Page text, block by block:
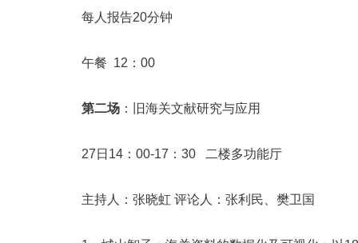
每人报告20分钟
午餐 12：00
第二场 ：旧海关文献研究与应用
27日14：00-17：30 二楼多功能厅
主持人：张晓虹 评论人：张利民、樊卫国